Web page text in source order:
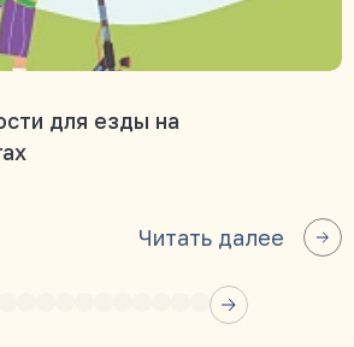
для езды на
Читать далее